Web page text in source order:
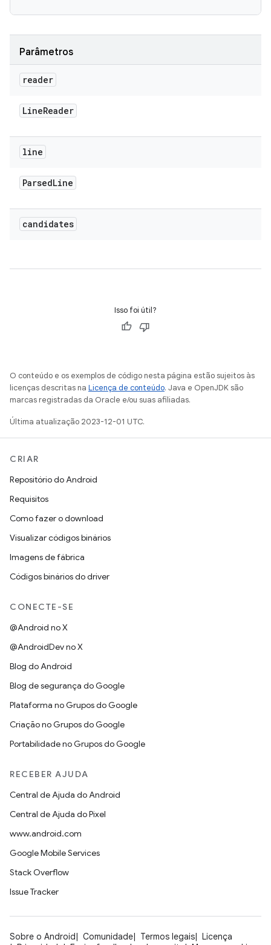
Parâmetros
reader
LineReader
line
ParsedLine
candidates
Isso foi útil?
O conteúdo e os exemplos de código nesta página estão sujeitos às
licenças descritas na Licença de conteúdo. Java e OpenJDK são
marcas registradas da Oracle e/ou suas afiliadas.
Última atualização 2023-12-01 UTC.
CRIAR
Repositório do Android
Requisitos
Como fazer o download
Visualizar códigos binários
Imagens de fábrica
Códigos binários do driver
CONECTE-SE
@Android no X
@AndroidDev no X
Blog do Android
Blog de segurança do Google
Plataforma no Grupos do Google
Criação no Grupos do Google
Portabilidade no Grupos do Google
RECEBER AJUDA
Central de Ajuda do Android
Central de Ajuda do Pixel
www.android.com
Google Mobile Services
Stack Overflow
Issue Tracker
Sobre o Android Comunidade Termos legais
Licença